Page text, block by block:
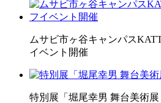
ムサビ市ヶ谷キャンパス
イベント開催
特別展「堀尾幸男 舞台美術展